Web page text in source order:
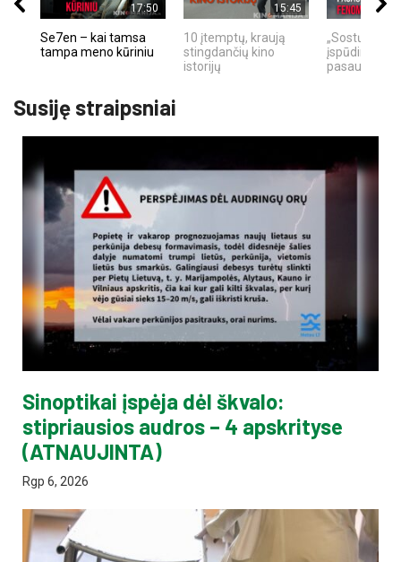
17:50
Se7en – kai tamsa
tampa meno kūriniu
15:45
10 įtemptų, kraują
stingdančių kino
istorijų
„Sostų
įspūdingas
pasaulio
Susiję straipsniai
Sinoptikai įspėja dėl škvalo:
stipriausios audros – 4 apskrityse
(ATNAUJINTA)
Rgp 6, 2026